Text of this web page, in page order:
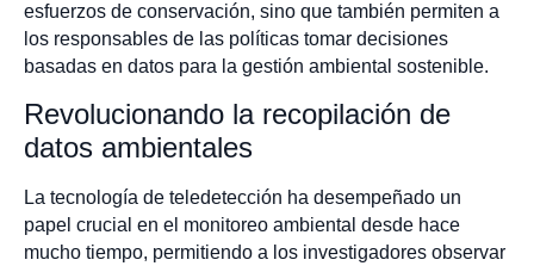
esfuerzos de conservación, sino que también permiten a
los responsables de las políticas tomar decisiones
basadas en datos para la gestión ambiental sostenible.
Revolucionando la recopilación de
datos ambientales
La tecnología de teledetección ha desempeñado un
papel crucial en el monitoreo ambiental desde hace
mucho tiempo, permitiendo a los investigadores observar